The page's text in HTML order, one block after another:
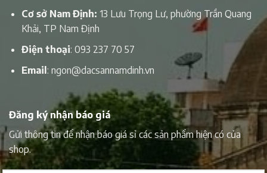
Cơ sở Nam Định: 13 Lưu Trọng Lư, phường Trần Quang
Khải, TP Nam Định
Điện thoại: 093 237 70 57
Email: ngon@dacsannamdinh.vn
Đăng ký nhận báo giá
Gửi thông tin để nhận báo giá sỉ các sản phẩm hiện có của
shop.